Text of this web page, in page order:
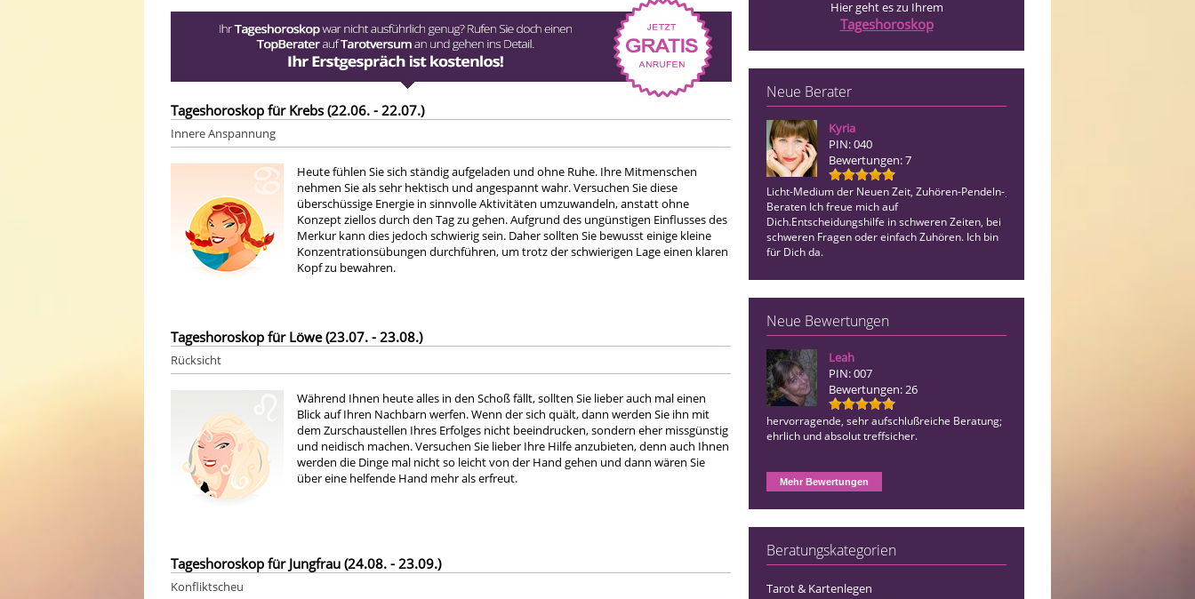
Hier geht es zu Ihrem
Tageshoroskop
Neue Berater
Kyria
PIN: 040
Bewertungen: 7
Licht-Medium der Neuen Zeit, Zuhören-Pendeln-
Beraten Ich freue mich auf
Dich.Entscheidungshilfe in schweren Zeiten, bei
schweren Fragen oder einfach Zuhören. Ich bin
für Dich da.
Neue Bewertungen
Leah
PIN: 007
Bewertungen: 26
hervorragende, sehr aufschlußreiche Beratung;
ehrlich und absolut treffsicher.
Mehr Bewertungen
Beratungskategorien
Tarot & Kartenlegen
Tageshoroskop für Krebs (22.06. - 22.07.)
Innere Anspannung
Heute fühlen Sie sich ständig aufgeladen und ohne Ruhe. Ihre Mitmenschen
nehmen Sie als sehr hektisch und angespannt wahr. Versuchen Sie diese
überschüssige Energie in sinnvolle Aktivitäten umzuwandeln, anstatt ohne
Konzept ziellos durch den Tag zu gehen. Aufgrund des ungünstigen Einflusses des
Merkur kann dies jedoch schwierig sein. Daher sollten Sie bewusst einige kleine
Konzentrationsübungen durchführen, um trotz der schwierigen Lage einen klaren
Kopf zu bewahren.
Tageshoroskop für Löwe (23.07. - 23.08.)
Rücksicht
Während Ihnen heute alles in den Schoß fällt, sollten Sie lieber auch mal einen
Blick auf Ihren Nachbarn werfen. Wenn der sich quält, dann werden Sie ihn mit
dem Zurschaustellen Ihres Erfolges nicht beeindrucken, sondern eher missgünstig
und neidisch machen. Versuchen Sie lieber Ihre Hilfe anzubieten, denn auch Ihnen
werden die Dinge mal nicht so leicht von der Hand gehen und dann wären Sie
über eine helfende Hand mehr als erfreut.
Tageshoroskop für Jungfrau (24.08. - 23.09.)
Konfliktscheu